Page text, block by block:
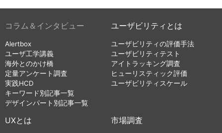
コラム＆インタビュー
Alertbox
ユーザ工学講義
海外とのかけ橋
定量アンケート調査
実践HCD
キーワード別記事一覧
デザインパート別記事一覧
ユーザビリティとは
ユーザビリティの評価手法
ユーザビリティテスト
アイトラッキング調査
ヒューリスティック評価
ユーザビリティスケール
UXとは 市場調査